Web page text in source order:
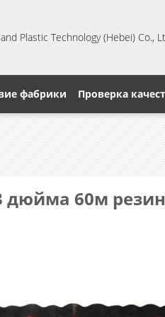
Plastic Technology (Hebei) Co.,
фабрики Проверка
дюйма 60м